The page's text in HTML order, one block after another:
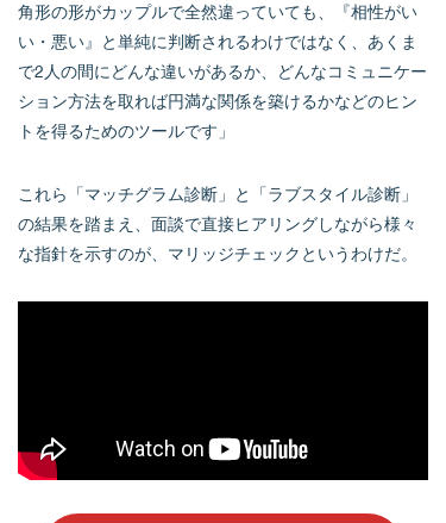
角形の形がカップルで全然違っていても、『相性がい
い・悪い』と単純に判断されるわけではなく、あくま
で2人の間にどんな違いがあるか、どんなコミュニケー
ション方法を取れば円満な関係を築けるかなどのヒン
トを得るためのツールです」
これら「マッチグラム診断」と「ラブスタイル診断」
の結果を踏まえ、面談で直接ヒアリングしながら様々
な指針を示すのが、マリッジチェックというわけだ。